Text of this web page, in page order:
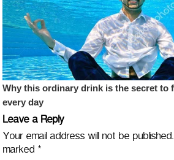
Leave a Reply
Your email address will not be published.
marked *